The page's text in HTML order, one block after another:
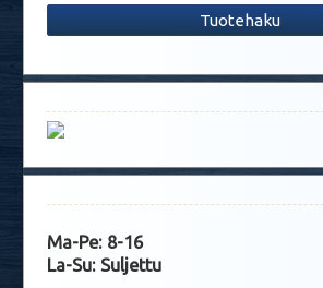
Tuotehaku
Ma-Pe: 8-16
La-Su: Suljettu